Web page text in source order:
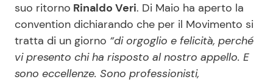
suo ritorno Rinaldo Veri. Di Maio ha aperto la
convention dichiarando che per il Movimento si
tratta di un giorno “di orgoglio e felicità, perché
vi presento chi ha risposto al nostro appello. E
sono eccellenze. Sono professionisti,